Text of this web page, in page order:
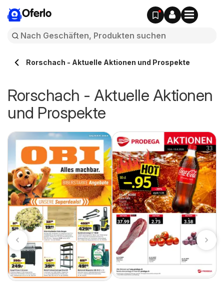
Oferlo
Rorschach - Aktuelle Aktionen und Prospekte
Rorschach - Aktuelle Aktionen
und Prospekte